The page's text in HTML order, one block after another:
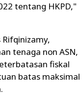
tentang HKPD,"
Rifqinizamy,
tenaga non ASN,
fiskal
batas maksimal